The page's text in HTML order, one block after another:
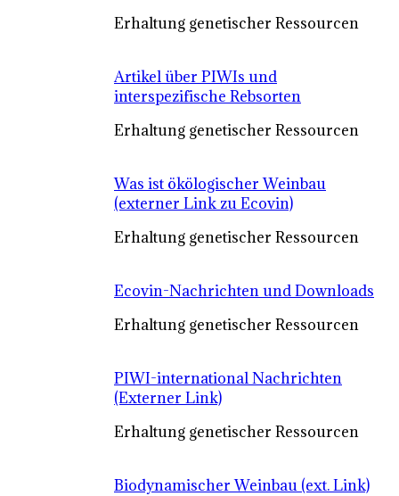
Erhaltung genetischer Ressourcen
Artikel über PIWIs und
interspezifische Rebsorten
Erhaltung genetischer Ressourcen
Was ist ökölogischer Weinbau
(externer Link zu Ecovin)
Erhaltung genetischer Ressourcen
Ecovin-Nachrichten und Downloads
Erhaltung genetischer Ressourcen
PIWI-international Nachrichten
(Externer Link)
Erhaltung genetischer Ressourcen
Biodynamischer Weinbau (ext. Link)